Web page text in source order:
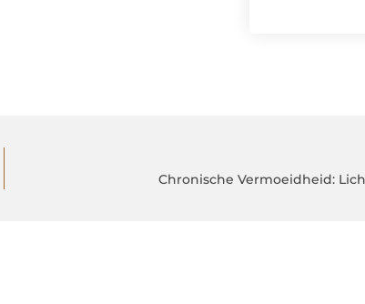
Chronische Vermoeidheid: